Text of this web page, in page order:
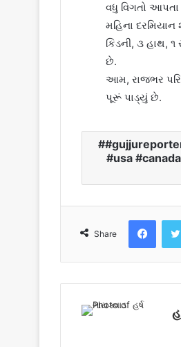
વધુ વિગતો આપતા
મહિના
કિડની, ૩ હાથ,
છે.
આમ, રાજભર
પૂરૂં પાડ્યું છે.
#usa
Share